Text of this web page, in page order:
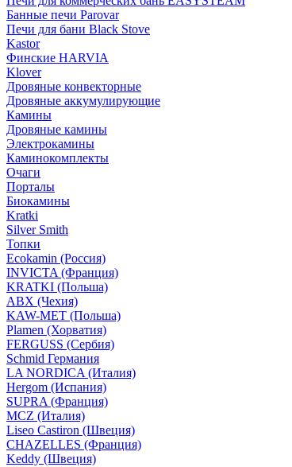
Банные печи Parovar
Печи для бани Black Stove
Kastor
Финские HARVIA
Klover
Дровяные конвекторные
Дровяные аккумулирующие
Камины
Дровяные камины
Электрокамины
Каминокомплекты
Очаги
Порталы
Биокамины
Kratki
Silver Smith
Топки
Ecokamin (Россия)
INVICTA (Франция)
KRATKI (Польша)
ABX (Чехия)
KAW-MET (Польша)
Plamen (Хорватия)
FERGUSS (Сербия)
Schmid Германия
LA NORDICA (Италия)
Hergom (Испания)
SUPRA (Франция)
MCZ (Италия)
Liseo Castiron (Швеция)
CHAZELLES (Франция)
Keddy (Швеция)